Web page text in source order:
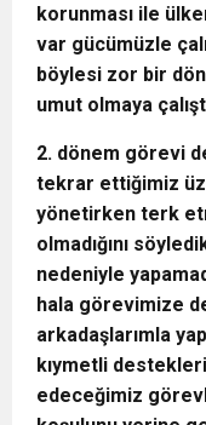
korunması ile
var gücümüzle
böylesi zor bir
umut olmaya
2. dönem görevi
tekrar ettiğimiz
yönetirken terk
olmadığını
nedeniyle
hala görevimize
arkadaşlarımla
kıymetli
edeceğimiz